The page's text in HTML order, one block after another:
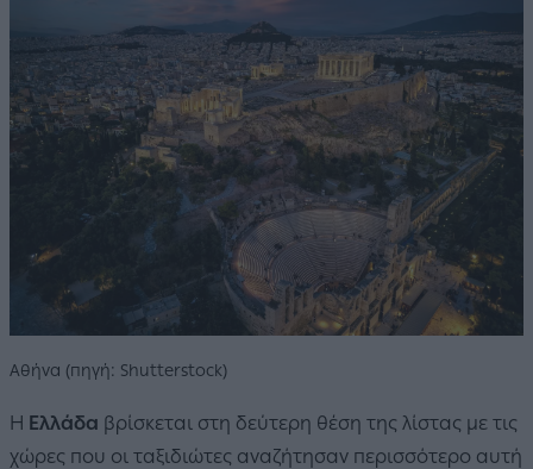
Αθήνα (πηγή: Shutterstock)
Η Ελλάδα βρίσκεται στη δεύτερη θέση της λίστας με τις
χώρες που οι ταξιδιώτες αναζήτησαν περισσότερο αυτή